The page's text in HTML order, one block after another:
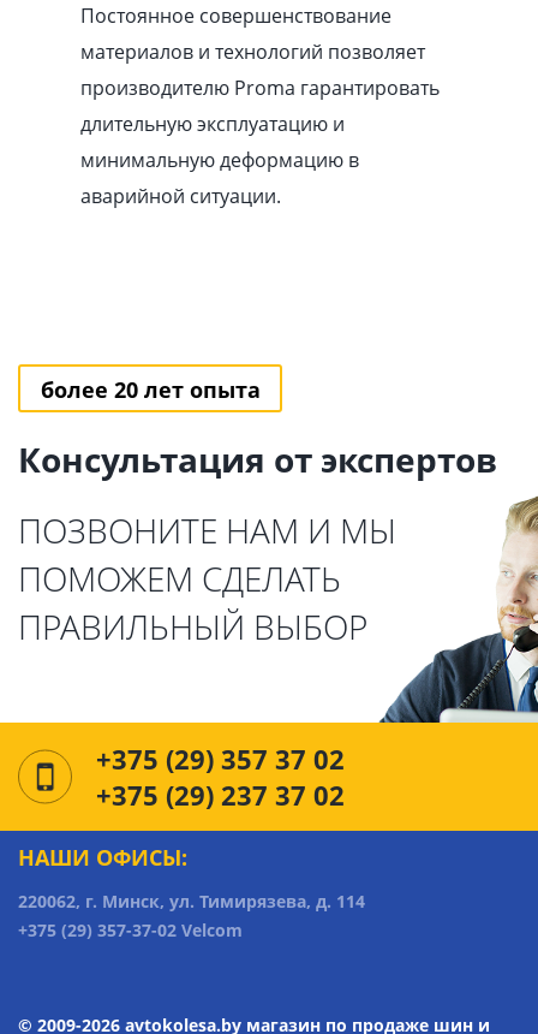
Постоянное совершенствование
материалов и технологий позволяет
производителю Proma гарантировать
длительную эксплуатацию и
минимальную деформацию в
аварийной ситуации.
более 20 лет опыта
Консультация от экспертов
ПОЗВОНИТЕ НАМ И МЫ
ПОМОЖЕМ СДЕЛАТЬ
ПРАВИЛЬНЫЙ ВЫБОР
+375 (29) 357 37 02
+375 (29) 237 37 02
НАШИ ОФИСЫ:
220062, г. Минск, ул. Тимирязева, д. 114
+375 (29) 357-37-02 Velcom
© 2009-2026 avtokolesa.by магазин по продаже шин и